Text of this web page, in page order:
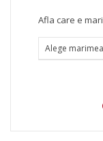
Afla care e
Alege marimea